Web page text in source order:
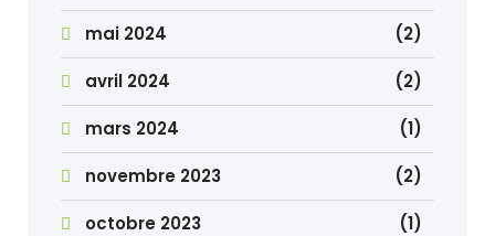
mai 2024 (2)
avril 2024 (2)
mars 2024 (1)
novembre 2023 (2)
octobre 2023 (1)